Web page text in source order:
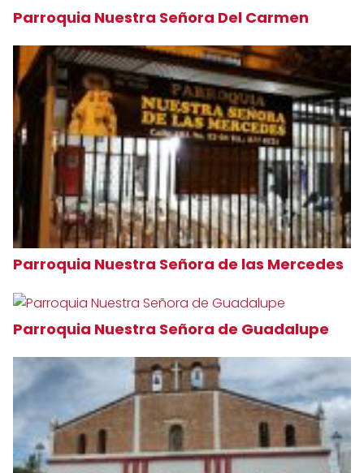
Parroquia Nuestra Señora Del Carmen
Parroquia Nuestra Señora de las Mercedes
Parroquia Nuestra Señora de Guadalupe